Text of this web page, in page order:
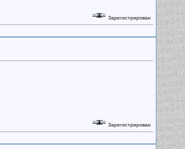
Зарегистрирован
Зарегистрирован